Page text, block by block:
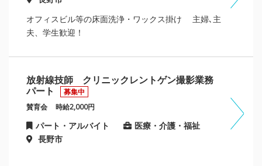
オフィスビル等の床面洗浄・ワックス掛け 主婦､主
夫、学生歓迎！
放射線技師 クリニックレントゲン撮影業務
パート
募集中
賛育会 時給2,000円
パート・アルバイト
医療・介護・福祉
長野市